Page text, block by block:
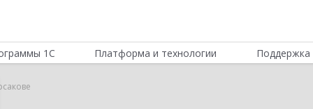
1С Платформа и технологии Поддержка